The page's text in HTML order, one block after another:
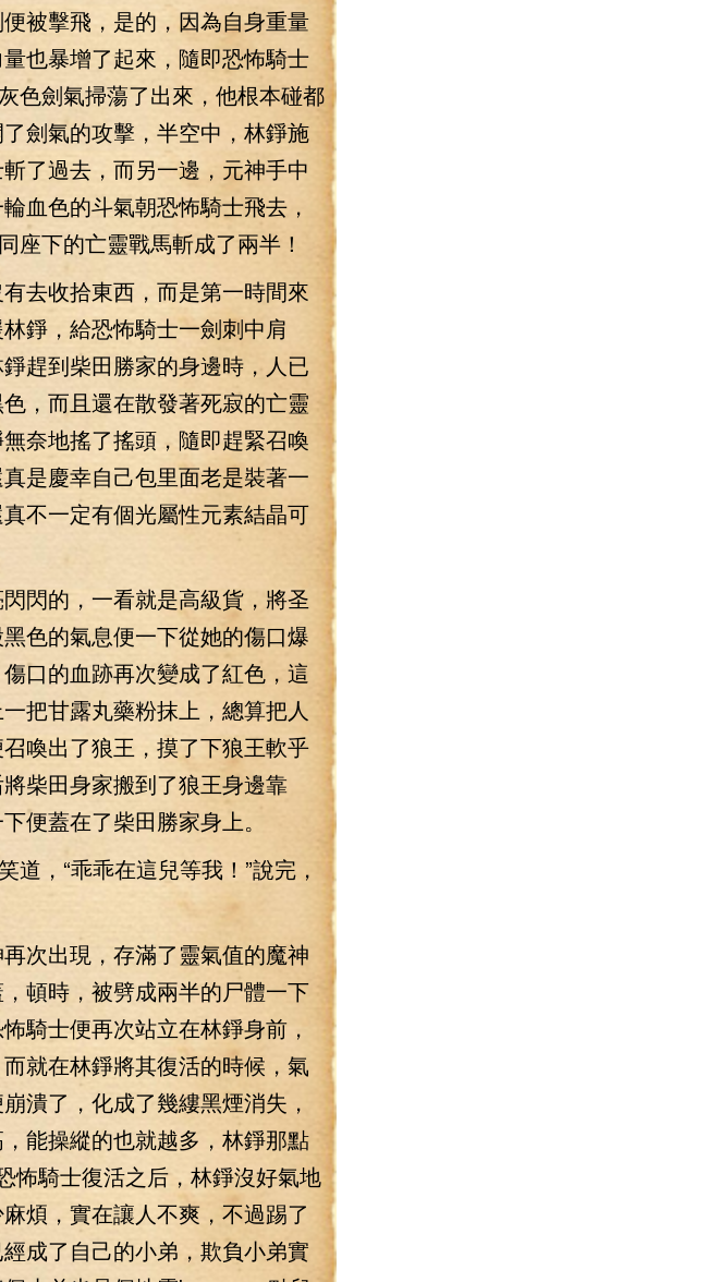
被擊飛，是的，因為自身重量
也暴增了起來，隨即恐怖騎士
色劍氣掃蕩了出來，他根本碰都
劍氣的攻擊，半空中，林錚施
了過去，而另一邊，元神手中
血色的斗氣朝恐怖騎士飛去，
下的亡靈戰馬斬成了兩半！
去收拾東西，而是第一時間來
錚，給恐怖騎士一劍刺中肩
趕到柴田勝家的身邊時，人已
，而且還在散發著死寂的亡靈
奈地搖了搖頭，隨即趕緊召喚
是慶幸自己包里面老是裝著一
不一定有個光屬性元素結晶可
閃的，一看就是高級貨，將圣
色的氣息便一下從她的傷口爆
口的血跡再次變成了紅色，這
把甘露丸藥粉抹上，總算把人
喚出了狼王，摸了下狼王軟乎
柴田身家搬到了狼王身邊靠
便蓋在了柴田勝家身上。
，“乖乖在這兒等我！”說完，
出現，存滿了靈氣值的魔神
頓時，被劈成兩半的尸體一下
騎士便再次站立在林錚身前，
就在林錚將其復活的時候，氣
潰了，化成了幾縷黑煙消失，
能操縱的也就越多，林錚那點
怖騎士復活之后，林錚沒好氣地
煩，實在讓人不爽，不過踢了
成了自己的小弟，欺負小弟實